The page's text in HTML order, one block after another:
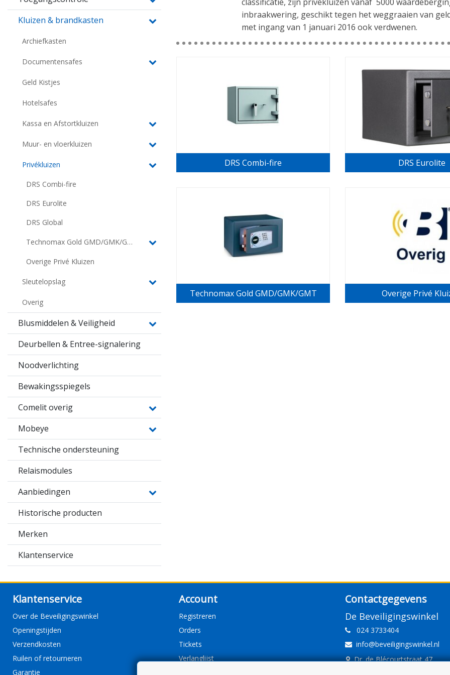
Kluizen & brandkasten
Archiefkasten
Documentensafes
Geld Kistjes
Hotelsafes
Kassa en Afstortkluizen
Muur- en vloerkluizen
Privékluizen
DRS Combi-fire
DRS Eurolite
DRS Global
Technomax Gold GMD/GMK/GMT
Overige Privé Kluizen
Sleutelopslag
Overig
Blusmiddelen & Veiligheid
Deurbellen & Entree-signalering
Noodverlichting
Bewakingsspiegels
Comelit overig
Mobeye
Technische ondersteuning
Relaismodules
Aanbiedingen
Historische producten
Merken
Klantenservice
inbraakwering, geschikt tegen het weggraaien van
met ingang van 1 januari 2016 ook verdwenen.
kluisje in de kast van je slaapkamer zetten om
opbergen. De kans is groot dat de inbreker deze dan
certificering van privékluizen kent in het
contant geld:  2500) en securitylevel 2:
door een officieel testinstituut en krijgen ze een
De Grade 0 privékluis is dus een stuk beter dan een
DRS Combi-fire DRS Eurolite
Technomax Gold GMD/GMK/GMT Overige Privé
Klantenservice
Over de Beveiligingswinkel
Openingstijden
Verzendkosten
Ruilen of retourneren
Garantie
Account
Registreren
Orders
Tickets
Verlanglijst
Contactgegevens
De Beveiligingswinkel
024 3733404
info@beveiligingswinkel.nl
Dr. de Blécourtstraat 47